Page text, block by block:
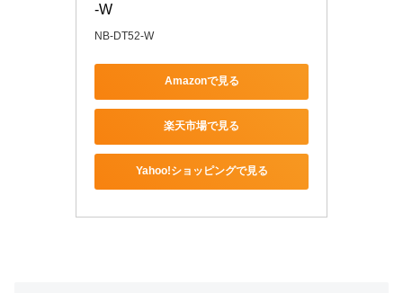
-W
NB-DT52-W
Amazonで見る
楽天市場で見る
Yahoo!ショッピングで見る